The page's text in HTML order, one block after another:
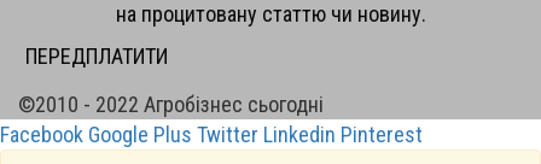
на процитовану статтю чи новину.
ПЕРЕДПЛАТИТИ
©2010 - 2022 Агробізнес сьогодні
Facebook Google Plus Twitter Linkedin Pinterest